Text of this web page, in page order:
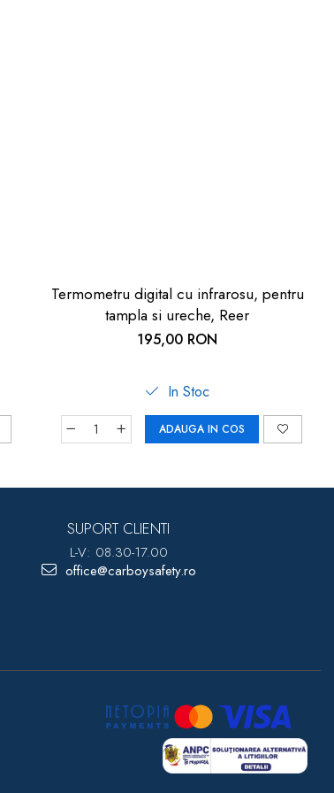
Termometru digital cu infrarosu, pentru
tampla si ureche, Reer
195,00 RON
In Stoc
ADAUGA IN COS
SUPORT CLIENTI
L-V: 08.30-17.00
office@carboysafety.ro